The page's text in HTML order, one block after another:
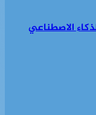
الاصطناعي